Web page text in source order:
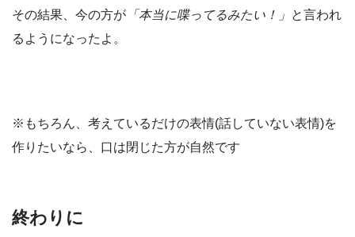
その結果、今の方が 「本当に喋ってるみたい！」 と言われ
るようになったよ。
※もちろん、考えているだけの表情(話していない表情)を
作りたいなら、口は閉じた方が自然です
終わりに